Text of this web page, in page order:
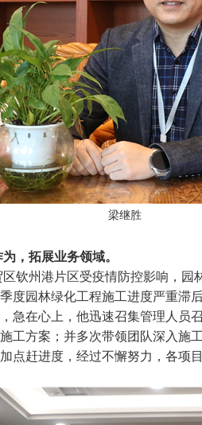
胜
，拓展业务领域。
区钦州港片区受疫情防控影响，
度园林绿化工程施工进度严重滞
急在心上，他迅速召集管理人员
工方案；并多次带领团队深入施
点赶进度，经过不懈努力，各项